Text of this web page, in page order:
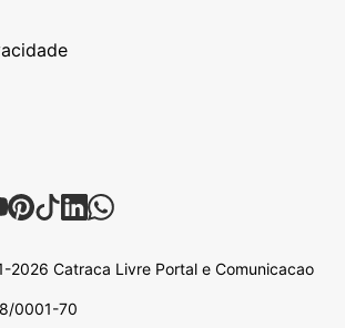
Youtube
Pinterest
TiktokLinkedin
Whatsapp
2026 Catraca Livre Portal e Comunicacao
0001-70